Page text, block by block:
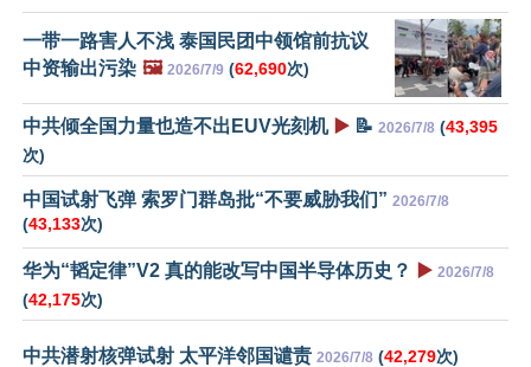
一带一路害人不浅 泰国民团中领馆前抗议
中资输出污染 🖼️ 2026/7/9 (62,690次)
中共倾全国力量也造不出EUV光刻机 ▶️ 📝 2026/7/8 (43,395
次)
中国试射飞弹 索罗门群岛批“不要威胁我们” 2026/7/8
(43,133次)
华为“韬定律”V2 真的能改写中国半导体历史？ ▶️ 2026/7/8
(42,175次)
中共潜射核弹试射 太平洋邻国谴责 2026/7/8 (42,279次)